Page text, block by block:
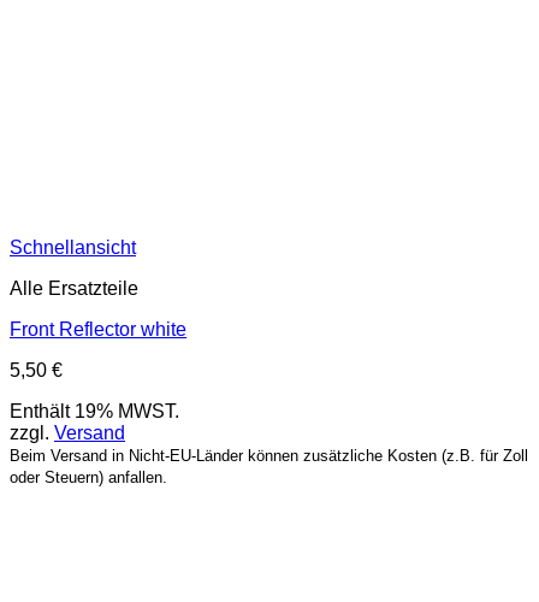
Schnellansicht
Alle Ersatzteile
Front Reflector white
5,50 €
Enthält 19% MWST.
zzgl. Versand
Beim Versand in Nicht-EU-Länder können zusätzliche Kosten (z.B. für Zoll
oder Steuern) anfallen.